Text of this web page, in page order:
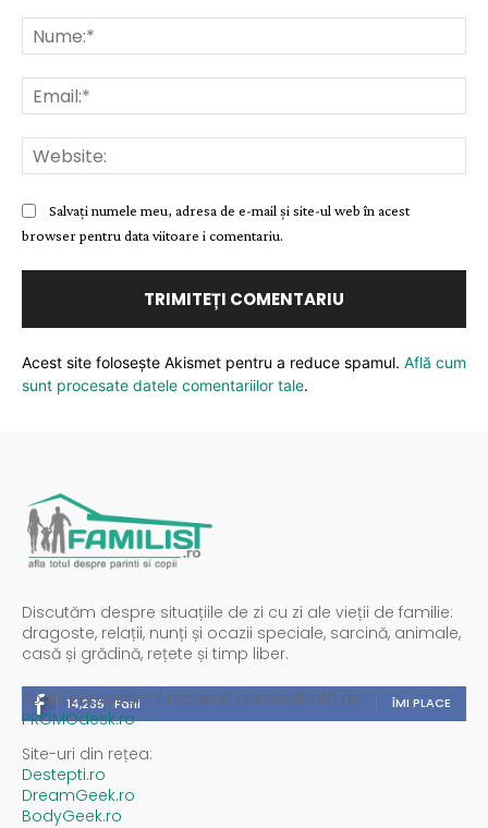
Salvați numele meu, adresa de e-mail și site-ul web în acest
browser pentru data viitoare i comentariu.
Acest site folosește Akismet pentru a reduce spamul. Află cum
sunt procesate datele comentariilor tale.
Discutăm despre situațiile de zi cu zi ale vieții de familie:
dragoste, relații, nunți și ocazii speciale, sarcină, animale,
casă și grădină, rețete și timp liber.
14,235 Fani ÎMI PLACE
Spații publicitare / reclamă administrată de
PROMOdesk.ro
Site-uri din rețea:
Destepti.ro
DreamGeek.ro
BodyGeek.ro